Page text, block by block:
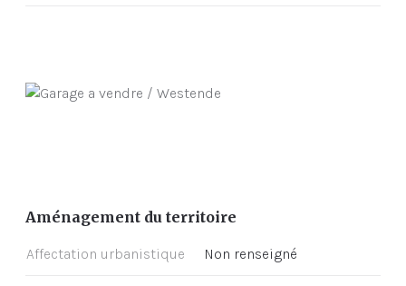
Aménagement du territoire
Affectation urbanistique Non renseigné